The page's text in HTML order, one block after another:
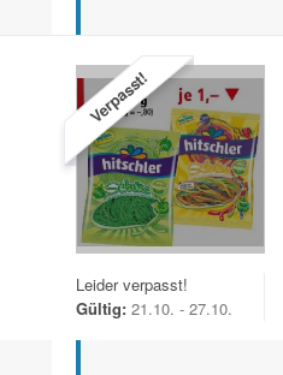
Verpasst!
Leider verpasst!
Gültig: 21.10. - 27.10.